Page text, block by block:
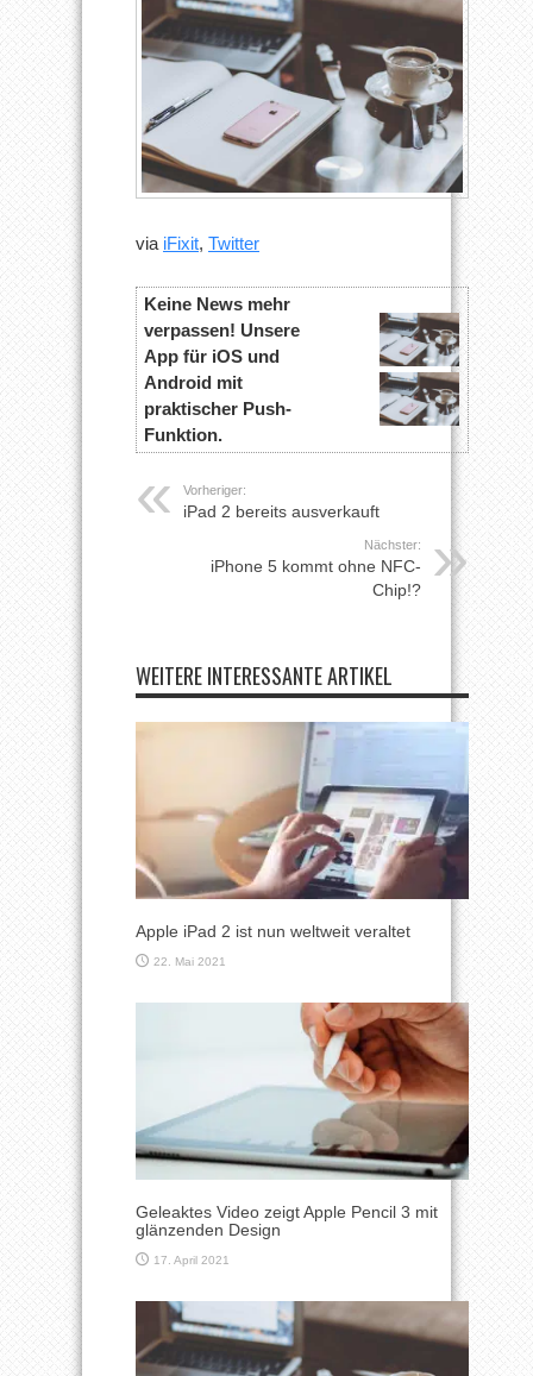
via iFixit, Twitter
Keine News mehr
verpassen! Unsere
App für iOS und
Android mit
praktischer Push-
Funktion.
Vorheriger:
iPad 2 bereits ausverkauft
Nächster:
iPhone 5 kommt ohne NFC-
Chip!?
WEITERE INTERESSANTE ARTIKEL
Apple iPad 2 ist nun weltweit veraltet
22. Mai 2021
Geleaktes Video zeigt Apple Pencil 3 mit
glänzenden Design
17. April 2021